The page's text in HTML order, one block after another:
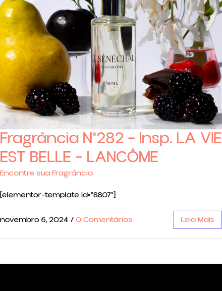
Fragrância N°282 – Insp. LA VIE
EST BELLE – LANCÔME
Encontre sua Fragrância
[elementor-template id="8807"]
novembro 6, 2024 /0 Comentários Leia Mais